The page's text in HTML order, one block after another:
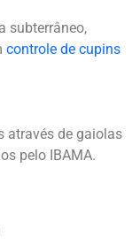
subterrâneo,
controle de cupins
através de gaiolas
pelo IBAMA.